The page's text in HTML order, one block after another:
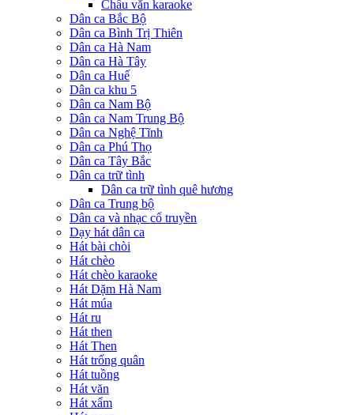
Chầu văn karaoke
Dân ca Bắc Bộ
Dân ca Bình Trị Thiên
Dân ca Hà Nam
Dân ca Hà Tây
Dân ca Huế
Dân ca khu 5
Dân ca Nam Bộ
Dân ca Nam Trung Bộ
Dân ca Nghệ Tĩnh
Dân ca Phú Thọ
Dân ca Tây Bắc
Dân ca trữ tình
Dân ca trữ tình quê hương
Dân ca Trung bộ
Dân ca và nhạc cổ truyền
Dạy hát dân ca
Hát bài chòi
Hát chèo
Hát chèo karaoke
Hát Dặm Hà Nam
Hát múa
Hát ru
Hát then
Hát Then
Hát trống quân
Hát tuồng
Hát văn
Hát xẩm